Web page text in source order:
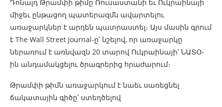
Դոնալդ Թրամփի թիմը Ռուսաստանի եւ Ուկրաինայի
միջեւ ընթացող պատերազմն ավարտելու
առաջարկներ է արդեն պատրաստել։ Այս մասին գրում
է The Wall Street Journal-ը՝ նշելով, որ առաջարկը
ներառում է առնվազն 20 տարով Ուկրաինայի՝ ՆԱՏՕ-
ին անդամակցելու ծրագրերից հրաժարում։
Թրամփի թիմն առաջարկում է նաեւ սառեցնել
ճակատային գիծը՝ ստեղծելով